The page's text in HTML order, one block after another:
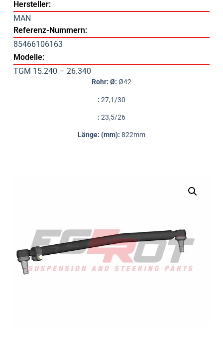
Hersteller:
MAN
Referenz-Nummern:
85466106163
Modelle:
TGM 15.240 – 26.340
Rohr: Ø: Ø42
: 27,1/30
: 23,5/26
Länge: (mm): 822mm